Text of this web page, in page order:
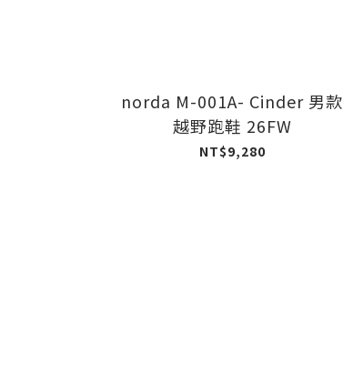
norda M-001A- Cinder 男款
越野跑鞋 26FW
NT$9,280